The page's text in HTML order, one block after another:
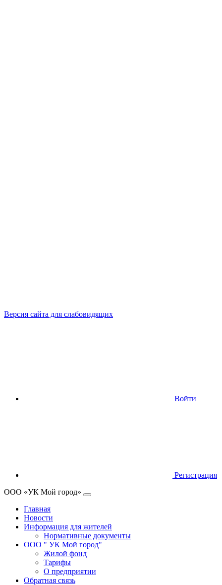
Версия сайта для слабовидящих
Войти
Регистрация
ООО «УК Мой город»
Главная
Новости
Информация для жителей
Нормативные документы
ООО " УК Мой город"
Жилой фонд
Тарифы
О предприятии
Обратная связь